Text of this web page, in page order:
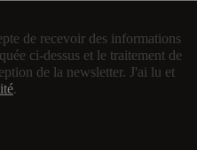
de recevoir des informations
ci-dessus et le traitement de
de la newsletter. J'ai lu et
.